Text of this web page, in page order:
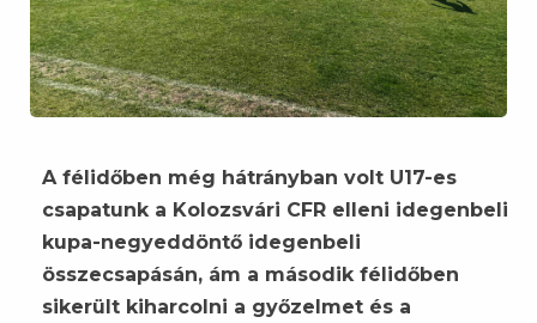
A félidőben még hátrányban volt U17-es
csapatunk a Kolozsvári CFR elleni idegenbeli
kupa-negyeddöntő idegenbeli
összecsapásán, ám a második félidőben
sikerült kiharcolni a győzelmet és a